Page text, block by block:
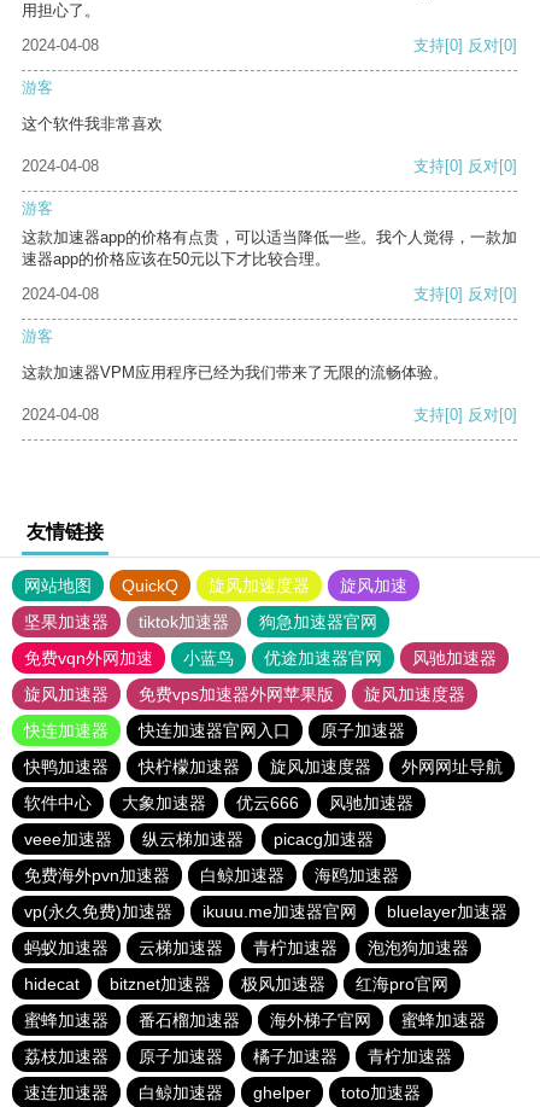
用担心了。
2024-04-08
支持[0] 反对[0]
游客
这个软件我非常喜欢
2024-04-08 支持[0] 反对[0]
游客
这款加速器app的价格有点贵，可以适当降低一些。我个人觉得，一款加
速器app的价格应该在50元以下才比较合理。
2024-04-08
支持[0] 反对[0]
游客
这款加速器VPM应用程序已经为我们带来了无限的流畅体验。
2024-04-08 支持[0] 反对[0]
友情链接
网站地图 QuickQ 旋风加速度器
旋风加速
坚果加速器
tiktok加速器
狗急加速器官网
免费vqn外网加速
小蓝鸟 优途加速器官网
风驰加速器
旋风加速器
免费vps加速器外网苹果版
旋风加速度器
快连加速器
快连加速器官网入口
原子加速器
快鸭加速器
快柠檬加速器 旋风加速度器
外网网址导航
软件中心
大象加速器 优云666
风驰加速器
veee加速器
纵云梯加速器
picacg加速器
免费海外pvn加速器
白鲸加速器
海鸥加速器
vp(永久免费)加速器
ikuuu.me加速器官网
bluelayer加速器
蚂蚁加速器
云梯加速器 青柠加速器
泡泡狗加速器
hidecat
bitznet加速器 极风加速器
红海pro官网
蜜蜂加速器
番石榴加速器 海外梯子官网
蜜蜂加速器
荔枝加速器
原子加速器 橘子加速器
青柠加速器
速连加速器
白鲸加速器 ghelper toto加速器